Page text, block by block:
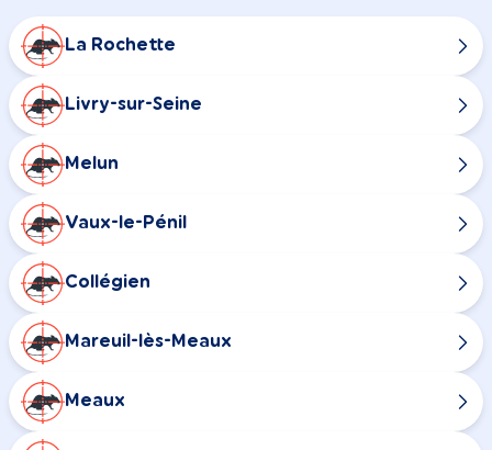
La Rochette
Livry-sur-Seine
Melun
Vaux-le-Pénil
Collégien
Mareuil-lès-Meaux
Meaux